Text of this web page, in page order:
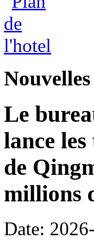
Nouvelles
Le
lance
de
millions
Date: